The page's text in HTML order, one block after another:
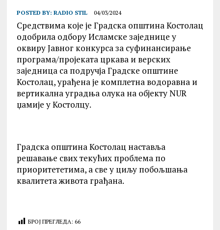
POSTED BY: RADIO STIL 04/03/2024
Средствима које је Градска општина Костолац
одобрила одбору Исламске заједнице у
оквиру Јавног конкурса за суфинансирање
програма/пројеката цркава и верских
заједница са подручја Градске општине
Костолац, урађена је комплетна водоравна и
вертикална уградња олука на објекту NUR
џамије у Костолцу.
Градска општина Костолац наставља
решавање свих текућих проблема по
приоритететима, а све у циљу побољшања
квалитета живота грађана.
БРОЈ ПРЕГЛЕДА: 66